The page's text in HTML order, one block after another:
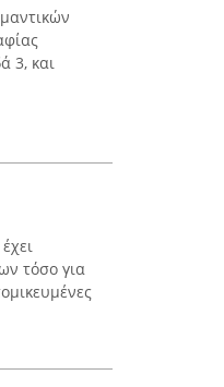
3, και
τόσο για